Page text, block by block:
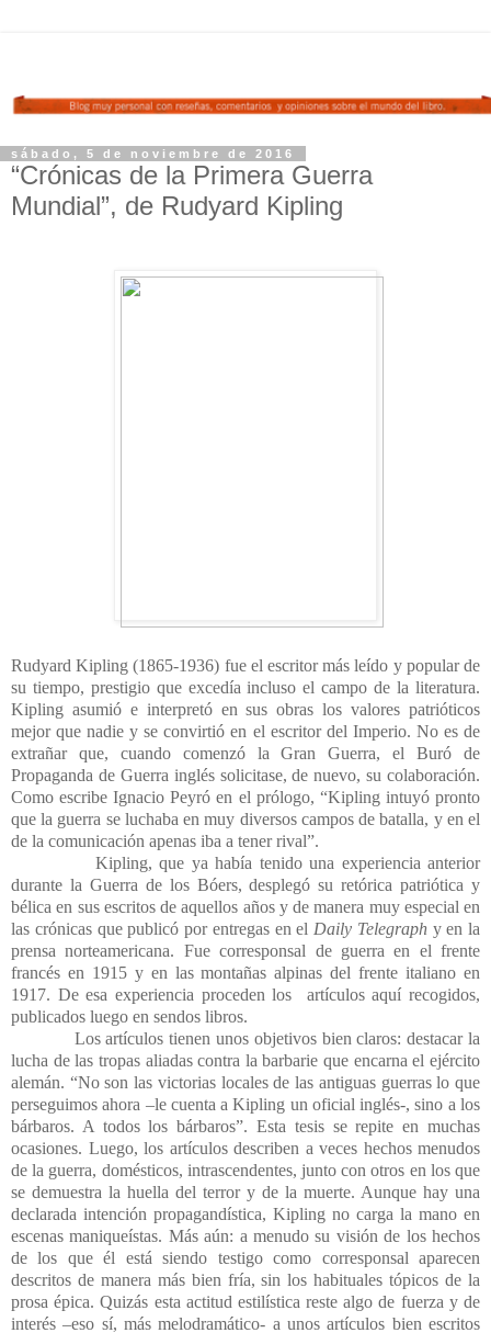
sábado, 5 de noviembre de 2016
“Crónicas de la Primera Guerra
Mundial”, de Rudyard Kipling
Rudyard Kipling (1865-1936) fue el escritor más leído y popular de
su tiempo, prestigio que excedía incluso el campo de la literatura.
Kipling asumió e interpretó en sus obras los valores patrióticos
mejor que nadie y se convirtió en el escritor del Imperio. No es de
extrañar que, cuando comenzó la Gran Guerra, el Buró de
Propaganda de Guerra inglés solicitase, de nuevo, su colaboración.
Como escribe Ignacio Peyró en el prólogo, “Kipling intuyó pronto
que la guerra se luchaba en muy diversos campos de batalla, y en el
de la comunicación apenas iba a tener rival”.
Kipling, que ya había tenido una experiencia anterior
durante la Guerra de los Bóers, desplegó su retórica patriótica y
bélica en sus escritos de aquellos años y de manera muy especial en
las crónicas que publicó por entregas en el Daily Telegraphy en la
prensa norteamericana. Fue corresponsal de guerra en el frente
francés en 1915 y en las montañas alpinas del frente italiano en
1917. De esa experiencia proceden los
artículos aquí recogidos,
publicados luego en sendos libros.
Los artículos tienen unos objetivos bien claros: destacar la
lucha de las tropas aliadas contra la barbarie que encarna el ejército
alemán. “No son las victorias locales de las antiguas guerras lo que
perseguimos ahora –le cuenta a Kipling un oficial inglés-, sino a los
bárbaros. A todos los bárbaros”. Esta tesis se repite en muchas
ocasiones. Luego, los artículos describen a veces hechos menudos
de la guerra, domésticos, intrascendentes, junto con otros en los que
se demuestra la huella del terror y de la muerte. Aunque hay una
declarada intención propagandística, Kipling no carga la mano en
escenas maniqueístas. Más aún: a menudo su visión de los hechos
de los que él está siendo testigo como corresponsal aparecen
descritos de manera más bien fría, sin los habituales tópicos de la
prosa épica. Quizás esta actitud estilística reste algo de fuerza y de
interés –eso sí, más melodramático- a unos artículos bien escritos